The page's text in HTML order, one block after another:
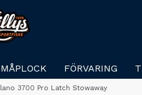
FÖRVARING
3700 Pro Latch Stowaway